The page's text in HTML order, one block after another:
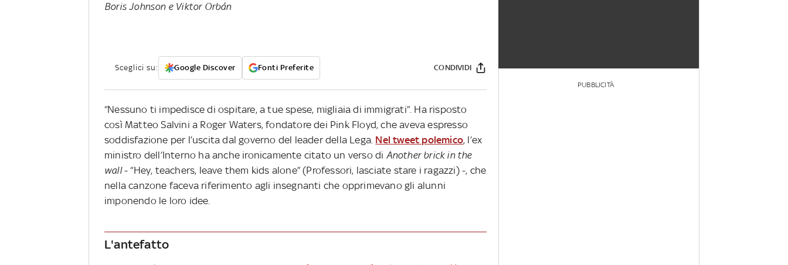
Boris Johnson e Viktor Orbán
Sceglici su: Google Discover Fonti Preferite CONDIVIDI
“Nessuno ti impedisce di ospitare, a tue spese, migliaia di immigrati”. Ha risposto
così Matteo Salvini a Roger Waters, fondatore dei Pink Floyd, che aveva espresso
soddisfazione per l’uscita dal governo del leader della Lega. Nel tweet polemico, l’ex
ministro dell’Interno ha anche ironicamente citato un verso di Another brick in the
wall- “Hey, teachers, leave them kids alone” (Professori, lasciate stare i ragazzi) -, che
nella canzone faceva riferimento agli insegnanti che opprimevano gli alunni
imponendo le loro idee.
L'antefatto
PUBBLICITÀ